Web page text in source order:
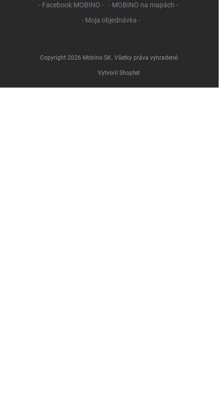
- Facebook MOBINO -
- MOBINO na mapách -
- Moja objednávka -
Vytvoril Shoptet
Copyright 2026 Mobino SK. Všetky práva vyhradené.